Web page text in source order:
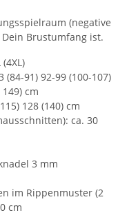
(negative
Brustumfang ist.
(4XL)
91) 92-99 (100-107)
cm
128 (140) cm
ca. 30
3 mm
im Rippenmuster (2
cm